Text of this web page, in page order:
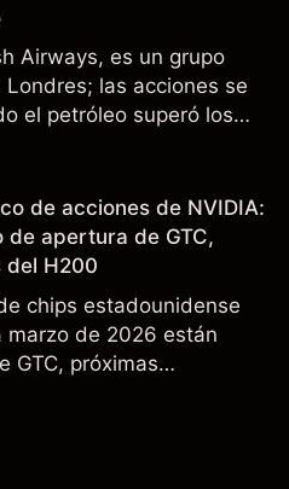
Airways, es un grupo
las acciones se
el petróleo superó los
aéreo de Oriente
de resultados futuros..
de acciones de NVIDIA:
de apertura de GTC,
del H200
chips estadounidense
marzo de 2026 están
GTC, próximas
y la incertidumbre